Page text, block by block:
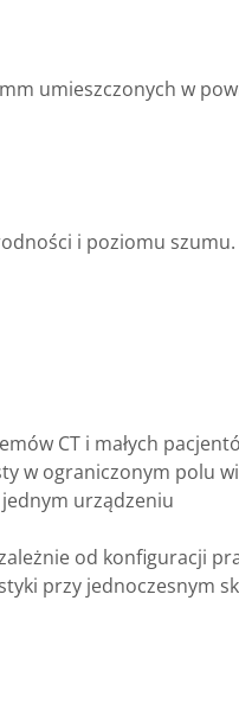
umieszczonych w
i poziomu szumu.
CT i małych
w ograniczonym polu
urządzeniu
od konfiguracji
przy jednoczesnym